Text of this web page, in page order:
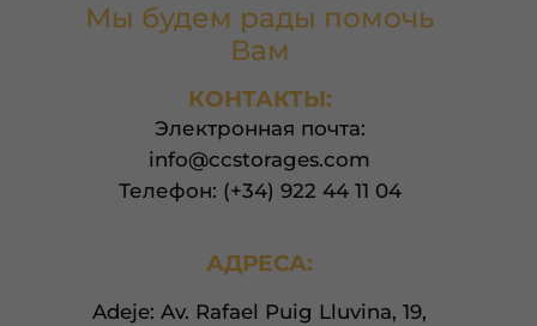
Мы будем рады помочь
Вам
КОНТАКТЫ:
Электронная почта:
info@ccstorages.com
Телефон: (+34) 922 44 11 04
АДРЕСА:
Adeje: Av. Rafael Puig Lluvina, 19,